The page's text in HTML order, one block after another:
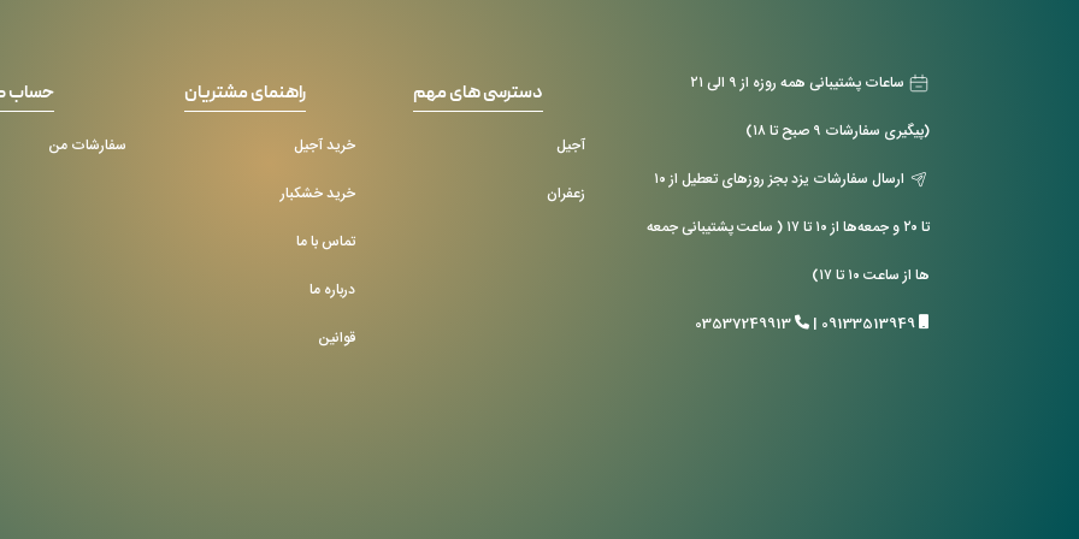
ساعات پشتیبانی همه روزه از ۹ الی ۲۱
(پیگیری سفارشات ۹ صبح تا ۱۸)
ارسال سفارشات یزد بجز روزهای تعطیل از ۱۰
تا ۲۰ و جمعه‌ها از ۱۰ تا ۱۷ ( ساعت پشتیبانی جمعه
ها از ساعت ۱۰ تا ۱۷)
09133513949
03537249913
دسترسی های مهم
آجیل
زعفران
راهنمای مشتریان
خرید آجیل
خرید خشکبار
تماس با ما
درباره ما
قوانین
حساب
سفارشات من